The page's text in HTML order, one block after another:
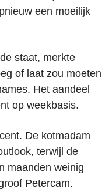
een moeilijk
staat, merkte
of laat zou moeten
Het aandeel
op weekbasis.
De kotmadam
terwijl de
maanden weinig
Petercam.